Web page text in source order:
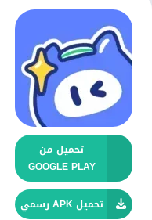
تحميل من
GOOGLE PLAY
تحميل APK رسمي